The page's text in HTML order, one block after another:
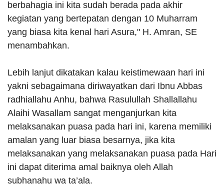
berbahagia ini kita sudah berada pada akhir
kegiatan yang bertepatan dengan 10 Muharram
yang biasa kita kenal hari Asura," H. Amran, SE
menambahkan.
Lebih lanjut dikatakan kalau keistimewaan hari ini
yakni sebagaimana diriwayatkan dari Ibnu Abbas
radhiallahu Anhu, bahwa Rasulullah Shallallahu
Alaihi Wasallam sangat menganjurkan kita
melaksanakan puasa pada hari ini, karena memiliki
amalan yang luar biasa besarnya, jika kita
melaksanakan yang melaksanakan puasa pada Hari
ini dapat diterima amal baiknya oleh Allah
subhanahu wa ta’ala.